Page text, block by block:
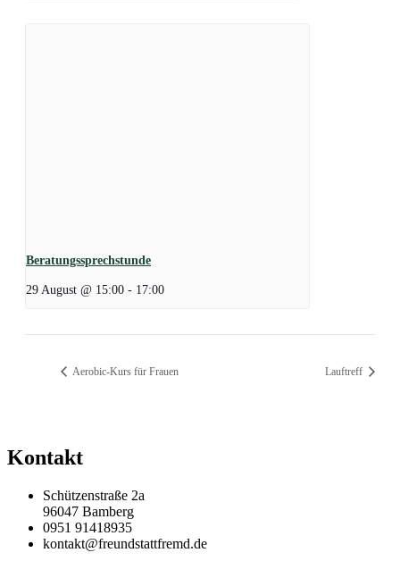
Beratungssprechstunde
29 August @ 15:00 - 17:00
Aerobic-Kurs für Frauen Lauftreff
Kontakt
Schützenstraße 2a
96047 Bamberg
0951 91418935
kontakt@freundstattfremd.de